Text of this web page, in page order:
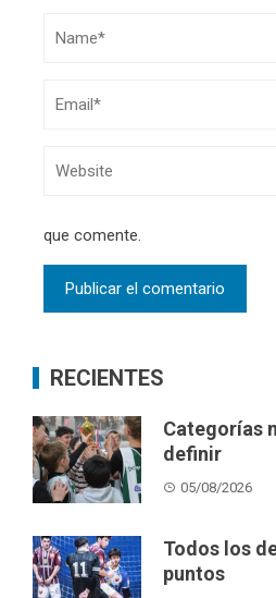
que comente.
RECIENTES
Categorías
definir
05/08/2026
Todos los
puntos